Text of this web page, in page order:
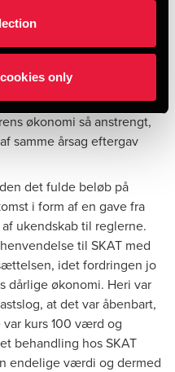
only
af låntageren og
af boet efter den
renter af lånet som
økonomi så anstrengt,
samme årsag eftergav
det fulde beløb på
i form af en gave fra
ukendskab til reglerne.
til SKAT med
idet fordringen jo
dårlige økonomi. Heri var
at det var åbenbart,
kurs 100 værd og
behandling hos SKAT
endelige værdi og dermed